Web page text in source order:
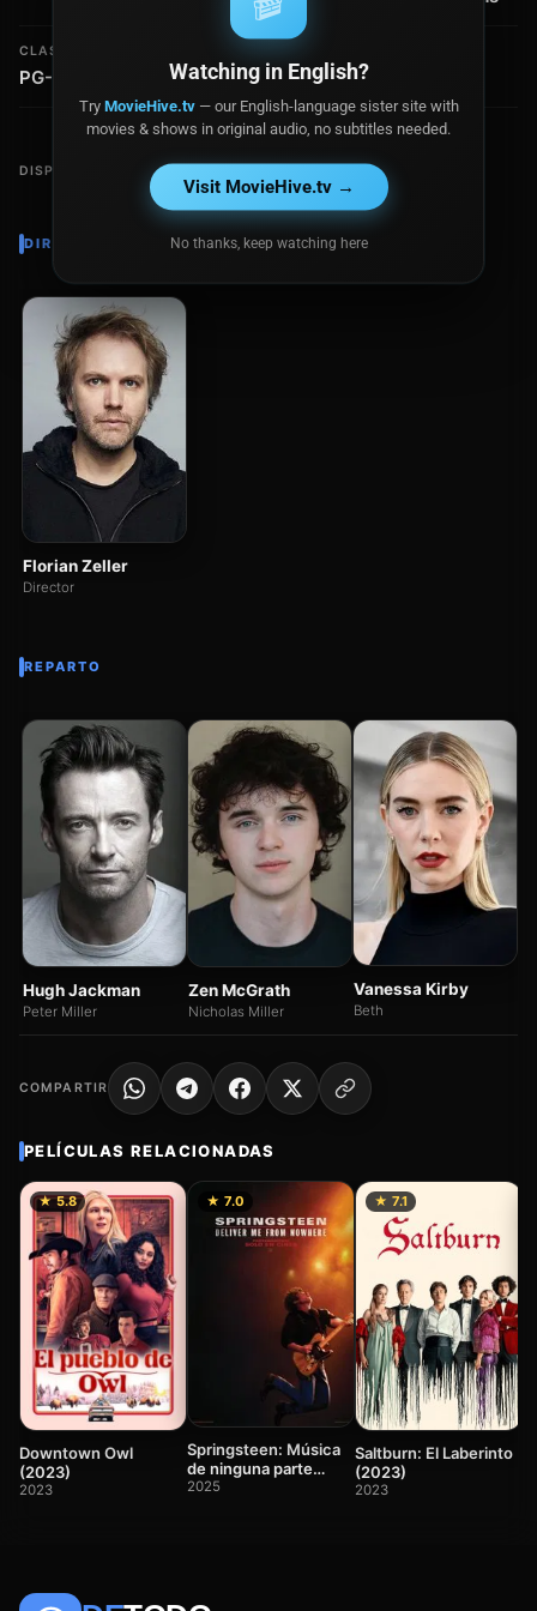
CLASIFICACIÓN
PG-13 $3.6 millones
DISPONIBLE EN
DIRECTOR
Florian Zeller
Director
REPARTO
Hugh Jackman
Peter Miller
Zen McGrath
Nicholas Miller
Vanessa Kirby
Beth
COMPARTIR
PELÍCULAS RELACIONADAS
★ 5.8
Downtown Owl
(2023)
2023
★ 7.0
Springsteen: Música
de ninguna parte
(2025)
2025
★ 7.1
Saltburn: El Laberinto
(2023)
2023
Watching in English?
Try MovieHive.tv— our English-language sister site with
movies & shows in original audio, no subtitles needed.
Visit MovieHive.tv →
No thanks, keep watching here